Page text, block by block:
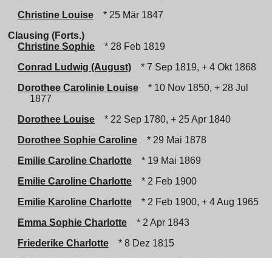
Christine Louise
* 25 Mär 1847
Clausing (Forts.)
Christine Sophie
* 28 Feb 1819
Conrad Ludwig (August)
* 7 Sep 1819, + 4 Okt 1868
Dorothee Carolinie Louise
* 10 Nov 1850, + 28 Jul
1877
Dorothee Louise
* 22 Sep 1780, + 25 Apr 1840
Dorothee Sophie Caroline
* 29 Mai 1878
Emilie Caroline Charlotte
* 19 Mai 1869
Emilie Caroline Charlotte
* 2 Feb 1900
Emilie Karoline Charlotte
* 2 Feb 1900, + 4 Aug 1965
Emma Sophie Charlotte
* 2 Apr 1843
Friederike Charlotte
* 8 Dez 1815